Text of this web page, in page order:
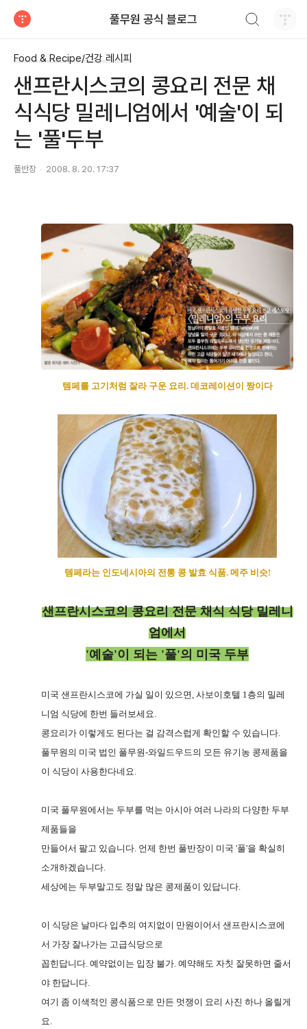
풀무원 공식 블로그
Food & Recipe/건강 레시피
샌프란시스코의 콩요리 전문 채
식식당 밀레니엄에서 '예술'이 되
는 '풀'두부
풀반장 2008. 8. 20. 17:37
템페를 고기처럼 잘라 구운 요리. 데코레이션이 짱이다
템페라는 인도네시아의 전통 콩 발효 식품. 메주 비슷!
샌프란시스코의 콩요리 전문 채식 식당 밀레니
엄에서
'예술'이 되는 '풀'의 미국 두부
미국 샌프란시스코에 가실 일이 있으면, 사보이호텔 1층의 밀레
니엄 식당에 한번 들러보세요.
콩요리가 이렇게도 된다는 걸 감격스럽게 확인할 수 있습니다.
풀무원의 미국 법인 풀무원-와일드우드의 모든 유기농 콩제품을
이 식당이 사용한다네요.
미국 풀무원에서는 두부를 먹는 아시아 여러 나라의 다양한 두부
제품들을
만들어서 팔고 있습니다. 언제 한번 풀반장이 미국 '풀'을 확실히
소개하겠습니다.
세상에는 두부말고도 정말 많은 콩제품이 있답니다.
이 식당은 날마다 입추의 여지없이 만원이어서 샌프란시스코에
서 가장 잘나가는 고급식당으로
꼽힌답니다. 예약없이는 입장 불가. 예약해도 자칫 잘못하면 줄서
야 한답니다.
여기 좀 이색적인 콩식품으로 만든 멋쟁이 요리 사진 하나 올릴게
요.